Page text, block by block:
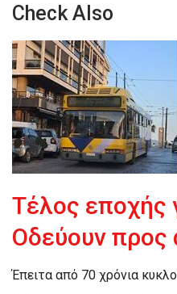
Check Also
Τέλος εποχής
Οδεύουν προς
Έπειτα από 70 χρόνια